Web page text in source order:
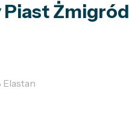
Żmigród
Elastan